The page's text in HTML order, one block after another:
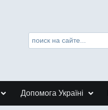
Допомога Україні